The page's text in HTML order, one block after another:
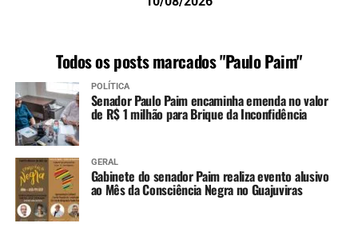
Todos os posts marcados "Paulo Paim"
POLÍTICA
Senador Paulo Paim encaminha emenda no valor
de R$ 1 milhão para Brique da Inconfidência
GERAL
Gabinete do senador Paim realiza evento alusivo
ao Mês da Consciência Negra no Guajuviras